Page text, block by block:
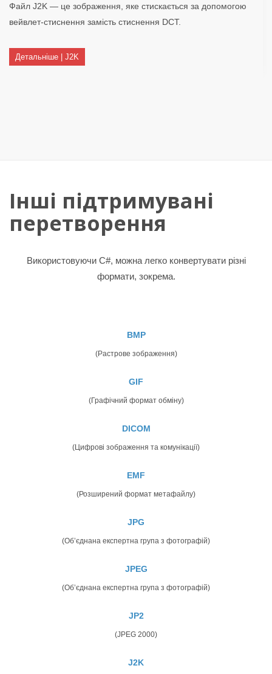
Файл J2K — це зображення, яке стискається за допомогою
вейвлет-стиснення замість стиснення DCT.
Детальніше | J2K
Інші підтримувані
перетворення
Використовуючи C#, можна легко конвертувати різні
формати, зокрема.
BMP
(Растрове зображення)
GIF
(Графічний формат обміну)
DICOM
(Цифрові зображення та комунікації)
EMF
(Розширений формат метафайлу)
JPG
(Об’єднана експертна група з фотографій)
JPEG
(Об’єднана експертна група з фотографій)
JP2
(JPEG 2000)
J2K